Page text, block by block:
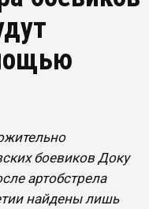
боевиков Доку
артобстрела
найдены лишь